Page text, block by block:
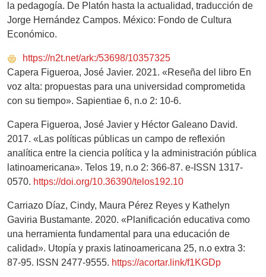
la pedagogía. De Platón hasta la actualidad, traducción de
Jorge Hernández Campos. México: Fondo de Cultura
Económico.
https://n2t.net/ark:/53698/10357325
Capera Figueroa, José Javier. 2021. «Reseña del libro En
voz alta: propuestas para una universidad comprometida
con su tiempo». Sapientiae 6, n.o 2: 10-6.
Capera Figueroa, José Javier y Héctor Galeano David.
2017. «Las políticas públicas un campo de reflexión
analítica entre la ciencia política y la administración pública
latinoamericana». Telos 19, n.o 2: 366-87. e-ISSN 1317-
0570. https://doi.org/10.36390/telos192.10
Carriazo Díaz, Cindy, Maura Pérez Reyes y Kathelyn
Gaviria Bustamante. 2020. «Planificación educativa como
una herramienta fundamental para una educación de
calidad». Utopía y praxis latinoamericana 25, n.o extra 3:
87-95. ISSN 2477-9555. https://acortar.link/f1KGDp